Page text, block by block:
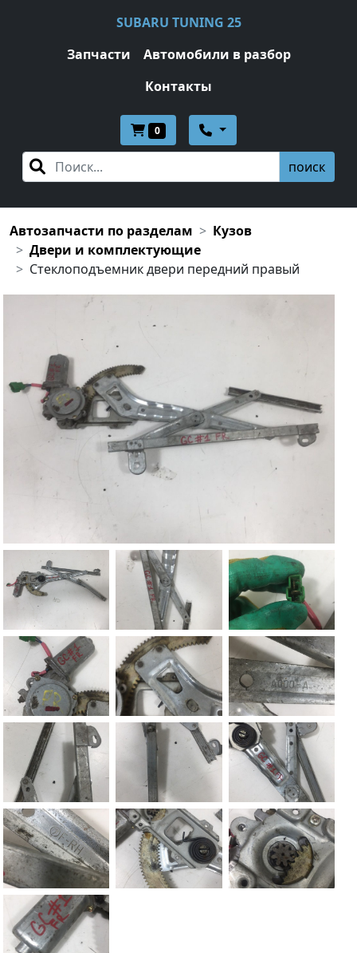
SUBARU TUNING 25
Запчасти
Автомобили в разбор
Контакты
0
поиск
Автозапчасти по разделам
Кузов
Двери и комплектующие
Стеклоподъемник двери передний правый